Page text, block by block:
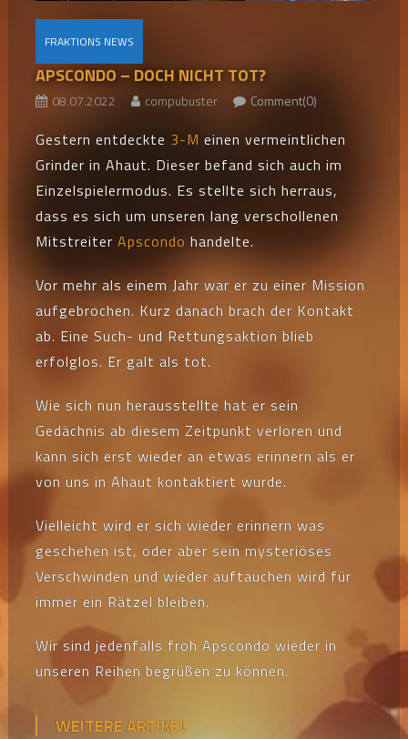
FRAKTIONS NEWS
APSCONDO – DOCH NICHT TOT?
08.07.2022 compubuster Comment(0)
Gestern entdeckte 3-M einen vermeintlichen
Grinder in Ahaut. Dieser befand sich auch im
Einzelspielermodus. Es stellte sich herraus,
dass es sich um unseren lang verschollenen
Mitstreiter Apscondo handelte.
Vor mehr als einem Jahr war er zu einer Mission
aufgebrochen. Kurz danach brach der Kontakt
ab. Eine Such- und Rettungsaktion blieb
erfolglos. Er galt als tot.
Wie sich nun herausstellte hat er sein
Gedächnis ab diesem Zeitpunkt verloren und
kann sich erst wieder an etwas erinnern als er
von uns in Ahaut kontaktiert wurde.
Vielleicht wird er sich wieder erinnern was
geschehen ist, oder aber sein mysteriöses
Verschwinden und wieder auftauchen wird für
immer ein Rätzel bleiben.
Wir sind jedenfalls froh Apscondo wieder in
unseren Reihen begrüßen zu können.
WEITERE ARTIKEL